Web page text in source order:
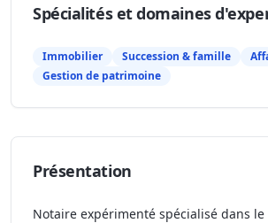
Spécialités et domaines
Immobilier Succession & famille
Gestion de patrimoine
Présentation
Notaire expérimenté spécialisé dans